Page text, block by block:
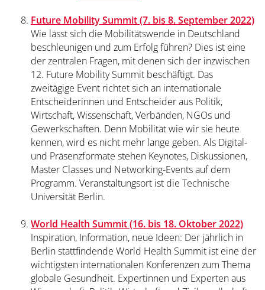
Future Mobility Summit (7. bis 8. September 2022)
Wie lässt sich die Mobilitätswende in Deutschland
beschleunigen und zum Erfolg führen? Dies ist eine
der zentralen Fragen, mit denen sich der inzwischen
12. Future Mobility Summit beschäftigt. Das
zweitägige Event richtet sich an internationale
Entscheiderinnen und Entscheider aus Politik,
Wirtschaft, Wissenschaft, Verbänden, NGOs und
Gewerkschaften. Denn Mobilität wie wir sie heute
kennen, wird es nicht mehr lange geben. Als Digital-
und Präsenzformate stehen Keynotes, Diskussionen,
Master Classes und Networking-Events auf dem
Programm. Veranstaltungsort ist die Technische
Universität Berlin.
World Health Summit (16. bis 18. Oktober 2022)
Inspiration, Information, neue Ideen: Der jährlich in
Berlin stattfindende World Health Summit ist eine der
wichtigsten internationalen Konferenzen zum Thema
globale Gesundheit. Expertinnen und Experten aus